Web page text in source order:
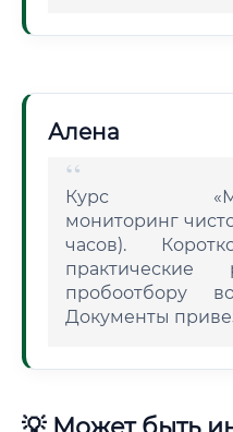
Алена
Курс
мониторинг
часов).
пробоотбору
Документы